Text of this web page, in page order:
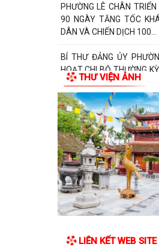
PHƯỜNG LÊ CHÂN
90 NGÀY TĂNG TỐC
DÂN VÀ CHIẾN DỊCH 100...
BÍ THƯ ĐẢNG ỦY
HOẠT CHI BỘ THƯỜNG
38
THÁNG 7/2026,
TRƯỜNG HỢP LẤN
PHƯỜNG LÊ CHÂN TỔ
CHÍNH TRỊ DƯỚI CỜ
TIỆN ÍCH TRA CỨU
BƯỚC TIẾN MỚI TRONG
BIẾN, GIÁO DỤC PHÁP...
ĐĂNG KÝ KINH DOANH
THƯ VIỆN ẢNH
LIÊN KẾT WEB SITE